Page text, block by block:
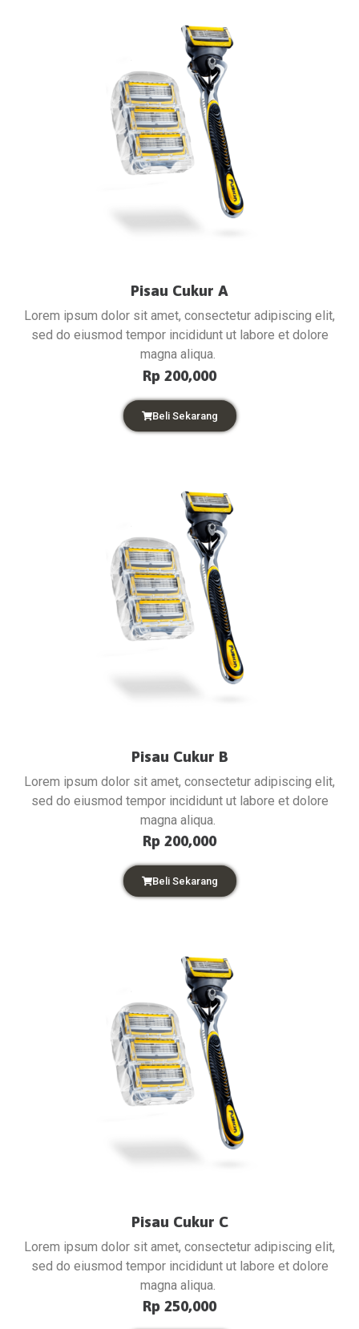
Pisau Cukur A
Lorem ipsum dolor sit amet, consectetur adipiscing elit,
sed do eiusmod tempor incididunt ut labore et dolore
magna aliqua.
Rp 200,000
Beli Sekarang
Pisau Cukur B
Lorem ipsum dolor sit amet, consectetur adipiscing elit,
sed do eiusmod tempor incididunt ut labore et dolore
magna aliqua.
Rp 200,000
Beli Sekarang
Pisau Cukur C
Lorem ipsum dolor sit amet, consectetur adipiscing elit,
sed do eiusmod tempor incididunt ut labore et dolore
magna aliqua.
Rp 250,000